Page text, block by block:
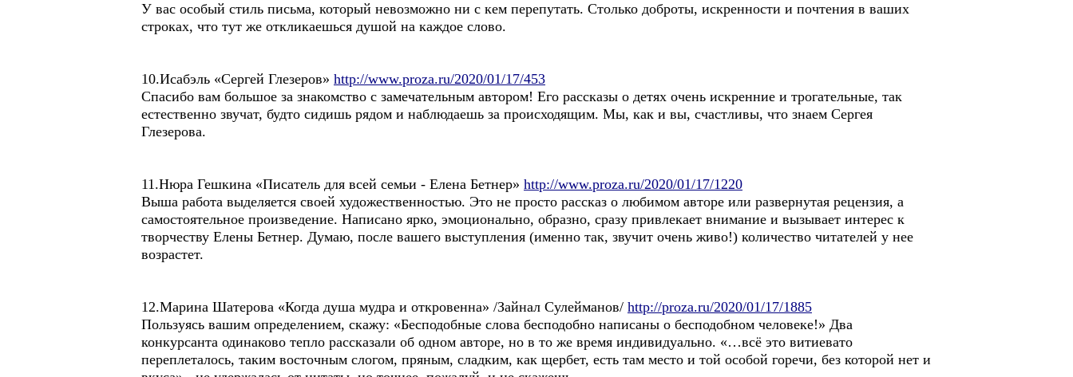
У вас особый стиль письма, который невозможно ни с кем перепутать. Столько доброты, искренности и почтения в ваших
строках, что тут же откликаешься душой на каждое слово.
10.Исабэль «Сергей Глезеров» http://www.proza.ru/2020/01/17/453
Спасибо вам большое за знакомство с замечательным автором! Его рассказы о детях очень искренние и трогательные, так
естественно звучат, будто сидишь рядом и наблюдаешь за происходящим. Мы, как и вы, счастливы, что знаем Сергея
Глезерова.
11.Нюра Гешкина «Писатель для всей семьи - Елена Бетнер» http://www.proza.ru/2020/01/17/1220
Выша работа выделяется своей художественностью. Это не просто рассказ о любимом авторе или развернутая рецензия, а
самостоятельное произведение. Написано ярко, эмоционально, образно, сразу привлекает внимание и вызывает интерес к
творчеству Елены Бетнер. Думаю, после вашего выступления (именно так, звучит очень живо!) количество читателей у нее
возрастет.
12.Марина Шатерова «Когда душа мудра и откровенна» /Зайнал Сулейманов/ http://proza.ru/2020/01/17/1885
Пользуясь вашим определением, скажу: «Бесподобные слова бесподобно написаны о бесподобном человеке!» Два
конкурсанта одинаково тепло рассказали об одном авторе, но в то же время индивидуально. «…всё это витиевато
переплеталось, таким восточным слогом, пряным, сладким, как щербет, есть там место и той особой горечи, без которой нет и